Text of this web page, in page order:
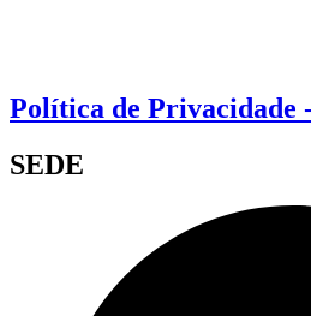
Política de Privacidade
SEDE